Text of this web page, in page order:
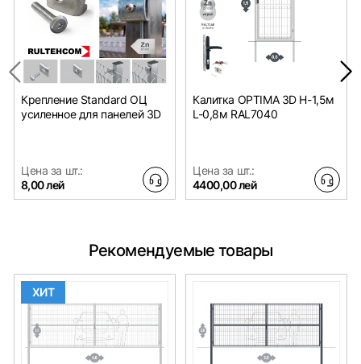
Крепление Standard ОЦ
усиленное для панелей 3D
Цена за шт.:
8,00 лей
Калитка OPTIMA 3D H-1,5м
L-0,8м RAL7040
Цена за шт.:
4400,00 лей
Рекомендуемые товары
ХИТ